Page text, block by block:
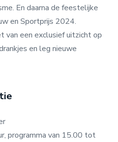
En daarna de feestelijke
en Sportprijs 2024.
van een exclusief uitzicht op
en leg nieuwe
programma van 15.00 tot